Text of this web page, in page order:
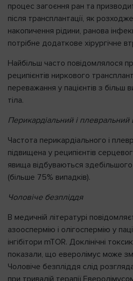
процес загоєння ран та
після трансплантації, як
накопичення рідини, ранова
потрібне додаткове хірургічне
Найбільш часто повідомлялося
реципієнтів ниркового
переважання у пацієнтів з більш
тіла.
Перикардіальний і плевральний
Частота перикардіального і
підвищена у реципієнтів
явища відбуваються
(більше 75% випадків).
Чоловіче безпліддя
В медичній літературі
азооспермію і олігоспермію у
інгібітори mTOR. Доклінічні
показали, що еверолімус може
Чоловіче безпліддя слід